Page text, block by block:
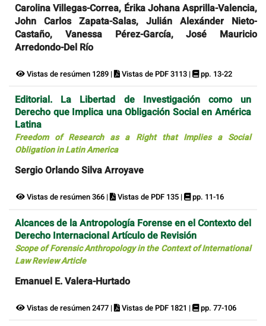
Carolina Villegas-Correa, Érika Johana Asprilla-Valencia,
John Carlos Zapata-Salas, Julián Alexánder Nieto-
Castaño, Vanessa Pérez-García, José Mauricio
Arredondo-Del Río
Vistas de resúmen 1289 | Vistas de PDF 3113 | pp. 13-22
Editorial. La Libertad de Investigación como un
Derecho que Implica una Obligación Social en América
Latina
Freedom of Research as a Right that Implies a Social
Obligation in Latin America
Sergio Orlando Silva Arroyave
Vistas de resúmen 366 | Vistas de PDF 135 | pp. 11-16
Alcances de la Antropología Forense en el Contexto del
Derecho Internacional Artículo de Revisión
Scope of Forensic Anthropology in the Context of International
Law Review Article
Emanuel E. Valera-Hurtado
Vistas de resúmen 2477 | Vistas de PDF 1821 | pp. 77-106